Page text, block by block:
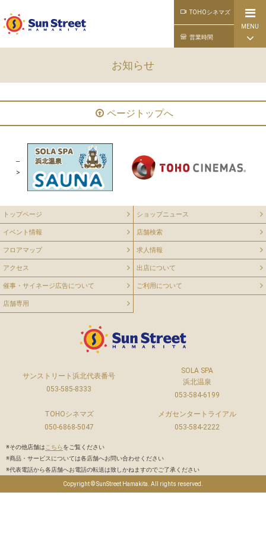
TOHOシネマズ
営業時間
MENU
公式ライン
お知らせ
ページトップへ
--
>
トップページ ショップニュース
イベント情報 店舗検索
フロアマップ 求人情報
アクセス 出店について
催事・サイネージ広告について ご利用について
店舗専用
サンストリート浜北代表番号
053-585-8333
SOLA SPA
浜北温泉
053-584-6199
TOHOシネマズ
050-6868-5047
メガセンタートライアル
053-584-2222
※その他店舗は こちらをご覧ください
※商品・サービスについては各店舗へお問い合わせください
※代表電話から各店舗へお電話の転送は致しかねますのでご了承ください
Copyright © SunStreet Hamakita. All rights reserved.